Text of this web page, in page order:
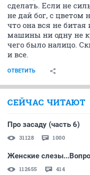
сделать. Если не
не дай бог, с цветом
что она вся не
машины ни одну не
чего было налицо.
и все.
ОТВЕТИТЬ
СЕЙЧАС ЧИТАЮТ
Про засаду (часть 6)
31128 1000
Женские
112655 414